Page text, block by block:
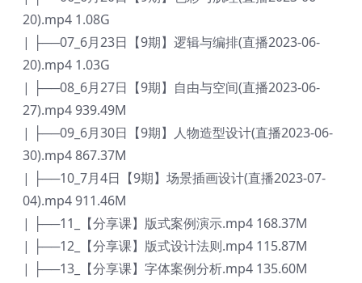
20).mp4 1.08G
| ├──07_6月23日【9期】逻辑与编排(直播2023-06-
20).mp4 1.03G
| ├──08_6月27日【9期】自由与空间(直播2023-06-
27).mp4 939.49M
| ├──09_6月30日【9期】人物造型设计(直播2023-06-
30).mp4 867.37M
| ├──10_7月4日【9期】场景插画设计(直播2023-07-
04).mp4 911.46M
| ├──11_【分享课】版式案例演示.mp4 168.37M
| ├──12_【分享课】版式设计法则.mp4 115.87M
| ├──13_【分享课】字体案例分析.mp4 135.60M